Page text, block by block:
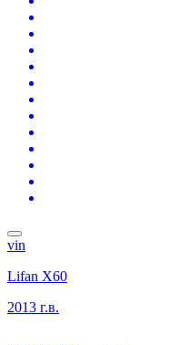
vin
Lifan X60
2013 г.в.